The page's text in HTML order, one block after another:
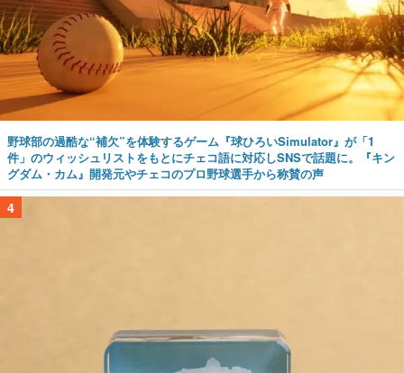
野球部の過酷な“補欠”を体験するゲーム『球ひろいSimulator』が「1
件」のウィッシュリストをもとにチェコ語に対応しSNSで話題に。『キン
グダム・カム』開発元やチェコのプロ野球選手から称賛の声
4